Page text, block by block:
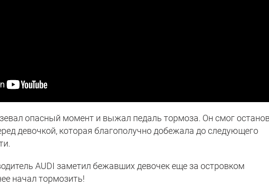
опасный момент и выжал педаль тормоза. Он смог
девочкой, которая благополучно добежала до следующего
AUDI заметил бежавших девочек еще за островком
начал тормозить!